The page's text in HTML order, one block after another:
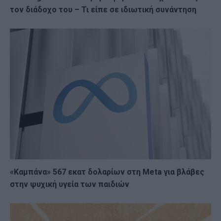
τον διάδοχο του – Τι είπε σε ιδιωτική συνάντηση
«Καμπάνα» 567 εκατ δολαρίων στη Meta για βλάβες
στην ψυχική υγεία των παιδιών